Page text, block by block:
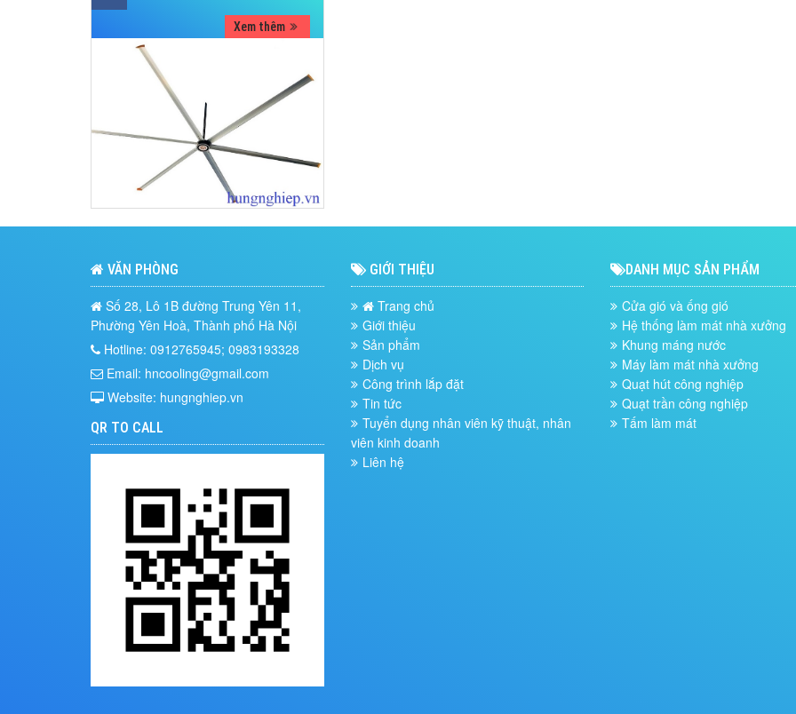
Xem thêm
VĂN PHÒNG
Số 28, Lô 1B đường Trung Yên 11,
Phường Yên Hoà, Thành phố Hà Nội
Hotline: 0912765945; 0983193328
Email: hncooling@gmail.com
Website: hungnghiep.vn
QR TO CALL
GIỚI THIỆU
Trang chủ
Giới thiệu
Sản phẩm
Dịch vụ
Công trình lắp đặt
Tin tức
Tuyển dụng nhân viên kỹ thuật, nhân
viên kinh doanh
Liên hệ
DANH MỤC SẢN PHẨM
Cửa gió và ống gió
Hệ thống làm mát nhà xưởng
Khung máng nước
Máy làm mát nhà xưởng
Quạt hút công nghiệp
Quạt trần công nghiệp
Tấm làm mát